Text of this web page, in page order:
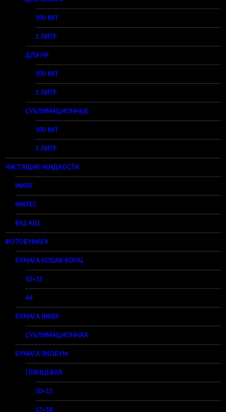
100 МЛ
1 ЛИТР
ДЛЯ HP
100 МЛ
1 ЛИТР
СУБЛИМАЦИОННЫЕ
100 МЛ
1 ЛИТР
ЧИСТЯЩИЕ ЖИДКОСТИ
INKRF
INKTEC
BILL KILL
ФОТОБУМАГА
БУМАГА KODAK ROYAL
10×15
A4
БУМАГА INKRF
СУБЛИМАЦИОННАЯ
БУМАГА ЭКОБУМ
ГЛЯНЦЕВАЯ
10×15
13×18